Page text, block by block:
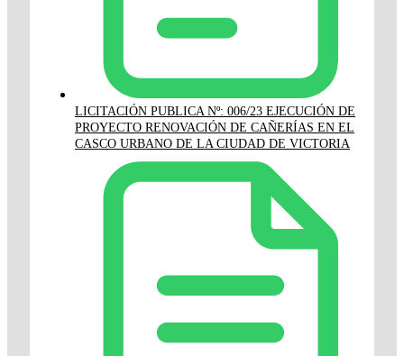
LICITACIÓN PUBLICA Nº: 006/23 EJECUCIÓN DE
PROYECTO RENOVACIÓN DE CAÑERÍAS EN EL
CASCO URBANO DE LA CIUDAD DE VICTORIA